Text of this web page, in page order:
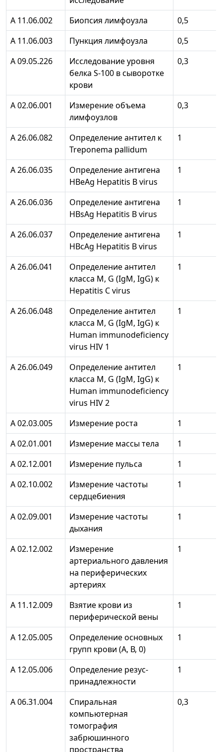
А 11.06.002
Биопсия лимфоузла
0,5
А 11.06.003
Пункция лимфоузла
0,5
А 09.05.226
Исследование уровня
белка S-100 в сыворотке
крови
0,3
А 02.06.001
Измерение объема
лимфоузлов
0,3
А 26.06.082
Определение антител к
Treponema pallidum
1
А 26.06.035
Определение антигена
HBeAg Hepatitis В virus
1
А 26.06.036
Определение антигена
HBsAg Hepatitis В virus
1
А 26.06.037
Определение антигена
HBcAg Hepatitis В virus
1
А 26.06.041
Определение антител
класса М, G (IgM, IgG) к
Hepatitis С virus
1
А 26.06.048
Определение антител
класса М, G (IgM, IgG) к
Human immunodeficiency
virus HIV 1
1
А 26.06.049
Определение антител
класса М, G (IgM, IgG) к
Human immunodeficiency
virus HIV 2
1
А 02.03.005 Измерение роста
1
А 02.01.001
Измерение массы тела
1
А 02.12.001
Измерение пульса
1
А 02.10.002
Измерение частоты
сердцебиения
1
А 02.09.001
Измерение частоты
дыхания
1
А 02.12.002
Измерение
артериального давления
на периферических
артериях
1
А 11.12.009
Взятие крови из
периферической вены
1
А 12.05.005
Определение основных
групп крови (А, В, 0)
1
А 12.05.006
Определение резус-
принадлежности
1
А 06.31.004
Спиральная
компьютерная
томография
забрюшинного
пространства
0,3